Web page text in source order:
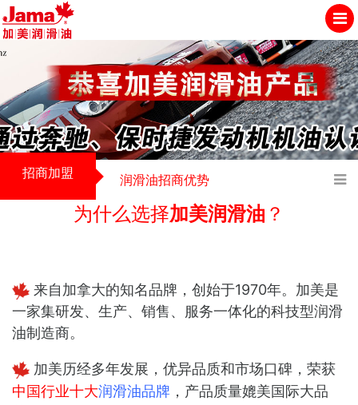
招商加盟 润滑油招商优势
为什么选择加美润滑油 ？
来自加拿大的知名品牌，创始于1970年。加美是
一家集研发、生产、销售、服务一体化的科技型润滑
油制造商。
加美历经多年发展，优异品质和市场口碑， 荣获
中国行业十大润滑油品牌 ，产品质量媲美国际大品